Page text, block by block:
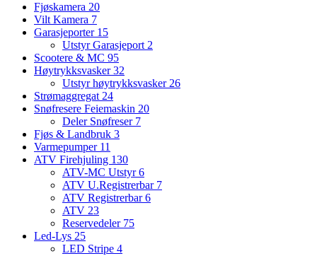
Fjøskamera 20
Vilt Kamera 7
Garasjeporter 15
Utstyr Garasjeport 2
Scootere & MC 95
Høytrykksvasker32
Utstyr høytrykksvasker 26
Strømaggregat 24
Snøfresere Feiemaskin 20
Deler Snøfreser 7
Fjøs & Landbruk 3
Varmepumper 11
ATV Firehjuling 130
ATV-MC Utstyr6
ATV U.Registrerbar 7
ATV Registrerbar6
ATV 23
Reservedeler 75
Led-Lys 25
LED Stripe 4